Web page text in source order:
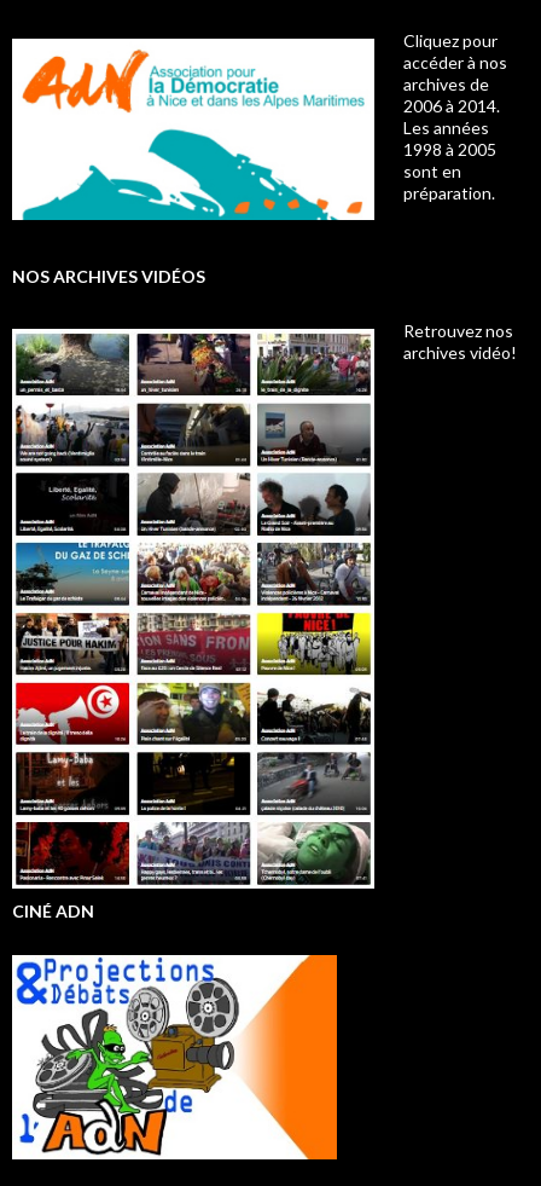
Cliquez pour
accéder à nos
archives de
2006 à 2014.
Les années
1998 à 2005
sont en
préparation.
NOS ARCHIVES VIDÉOS
Retrouvez nos
archives vidéo!
CINÉ ADN